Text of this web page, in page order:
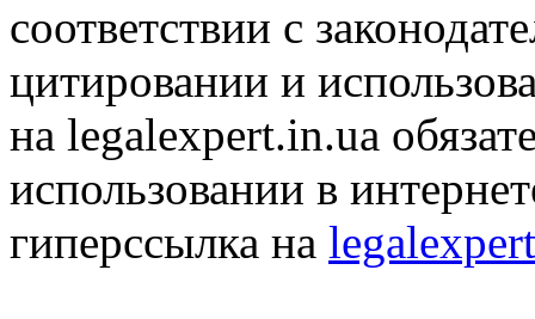
соответствии с
цитировании и
на legalexpert.in.ua
использовании в
гиперссылка на